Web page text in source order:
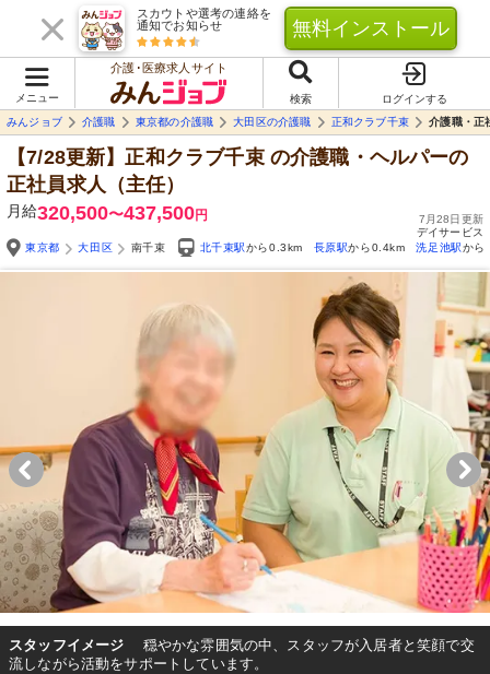
スカウトや選考の連絡を
通知でお知らせ
無料インストール
メニュー
介護･医療求人サイト
検索
ログインする
みんジョブ
介護職 東京都の介護職 大田区の介護職 正和クラブ千束 介護職・正
【7/28更新】正和クラブ千束の介護職・ヘルパーの
正社員求人（主任）
月給320,500〜437,500円
7月28日更新
デイサービス
東京都
大田区 南千束 北千束駅から0.3km 長原駅から0.4km 洗足池駅から
スタッフイメージ
穏やかな雰囲気の中、スタッフが入居者と笑顔で交
流しながら活動をサポートしています。